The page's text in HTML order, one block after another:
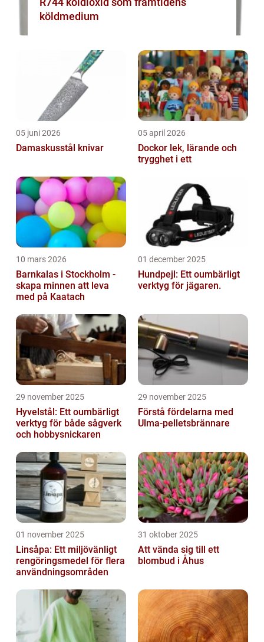
köldmedium
05 juni 2026
Damaskusstål knivar
05 april 2026
Dockor lek, lärande och
trygghet i ett
10 mars 2026
Barnkalas i Stockholm -
skapa minnen att leva
med på Kaatach
01 december 2025
Hundpejl: Ett oumbärligt
verktyg för jägaren.
29 november 2025
Hyvelstål: Ett oumbärligt
verktyg för både sågverk
och hobbysnickaren
29 november 2025
Förstå fördelarna med
Ulma-pelletsbrännare
01 november 2025
Linsåpa: Ett miljövänligt
rengöringsmedel för flera
användningsområden
31 oktober 2025
Att vända sig till ett
blombud i Åhus